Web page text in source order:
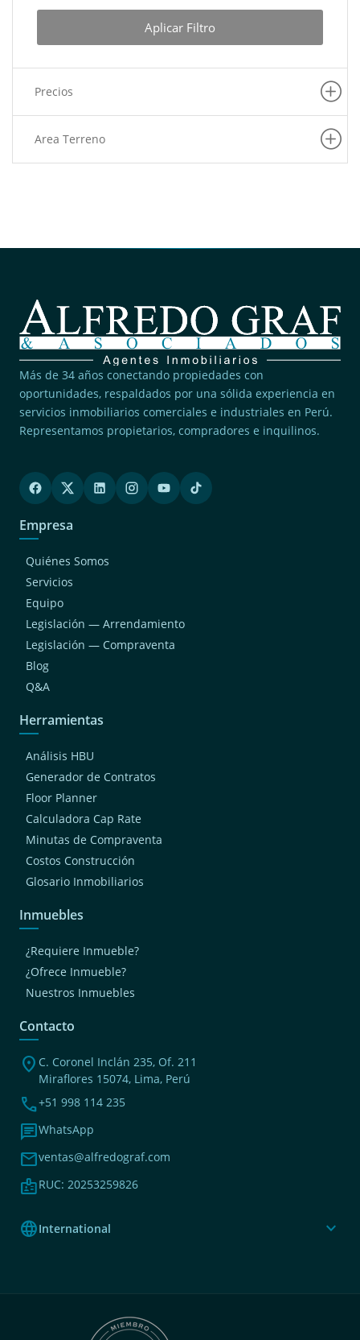
Aplicar Filtro
Precios
Area Terreno
Más de 34 años conectando propiedades con
oportunidades, respaldados por una sólida experiencia en
servicios inmobiliarios comerciales e industriales en Perú.
Representamos propietarios, compradores e inquilinos.
Empresa
Quiénes Somos
Servicios
Equipo
Legislación — Arrendamiento
Legislación — Compraventa
Blog
Q&A
Herramientas
Análisis HBU
Generador de Contratos
Floor Planner
Calculadora Cap Rate
Minutas de Compraventa
Costos Construcción
Glosario Inmobiliarios
Inmuebles
¿Requiere Inmueble?
¿Ofrece Inmueble?
Nuestros Inmuebles
Contacto
location_on C. Coronel Inclán 235, Of. 211
Miraflores 15074, Lima, Perú
phone+51 998 114 235
chatWhatsApp
mailventas@alfredograf.com
badgeRUC: 20253259826
languageInternational expand_more